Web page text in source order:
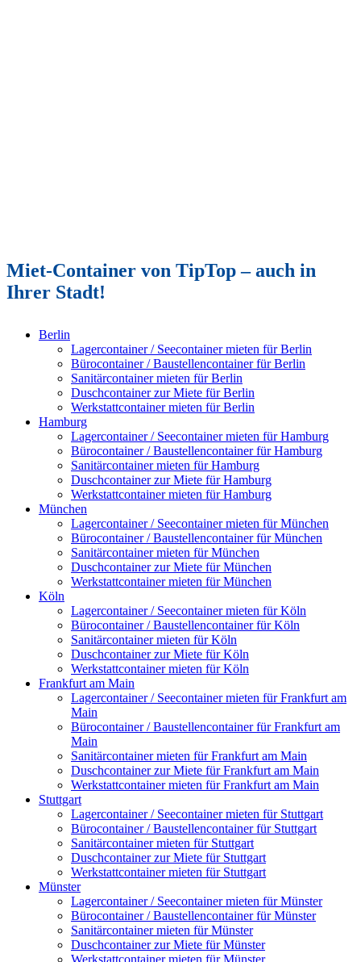
Miet-Container von TipTop – auch in
Ihrer Stadt!
Berlin
Lagercontainer / Seecontainer mieten für Berlin
Bürocontainer / Baustellencontainer für Berlin
Sanitärcontainer mieten für Berlin
Duschcontainer zur Miete für Berlin
Werkstattcontainer mieten für Berlin
Hamburg
Lagercontainer / Seecontainer mieten für Hamburg
Bürocontainer / Baustellencontainer für Hamburg
Sanitärcontainer mieten für Hamburg
Duschcontainer zur Miete für Hamburg
Werkstattcontainer mieten für Hamburg
München
Lagercontainer / Seecontainer mieten für München
Bürocontainer / Baustellencontainer für München
Sanitärcontainer mieten für München
Duschcontainer zur Miete für München
Werkstattcontainer mieten für München
Köln
Lagercontainer / Seecontainer mieten für Köln
Bürocontainer / Baustellencontainer für Köln
Sanitärcontainer mieten für Köln
Duschcontainer zur Miete für Köln
Werkstattcontainer mieten für Köln
Frankfurt am Main
Lagercontainer / Seecontainer mieten für Frankfurt am
Main
Bürocontainer / Baustellencontainer für Frankfurt am
Main
Sanitärcontainer mieten für Frankfurt am Main
Duschcontainer zur Miete für Frankfurt am Main
Werkstattcontainer mieten für Frankfurt am Main
Stuttgart
Lagercontainer / Seecontainer mieten für Stuttgart
Bürocontainer / Baustellencontainer für Stuttgart
Sanitärcontainer mieten für Stuttgart
Duschcontainer zur Miete für Stuttgart
Werkstattcontainer mieten für Stuttgart
Münster
Lagercontainer / Seecontainer mieten für Münster
Bürocontainer / Baustellencontainer für Münster
Sanitärcontainer mieten für Münster
Duschcontainer zur Miete für Münster
Werkstattcontainer mieten für Münster